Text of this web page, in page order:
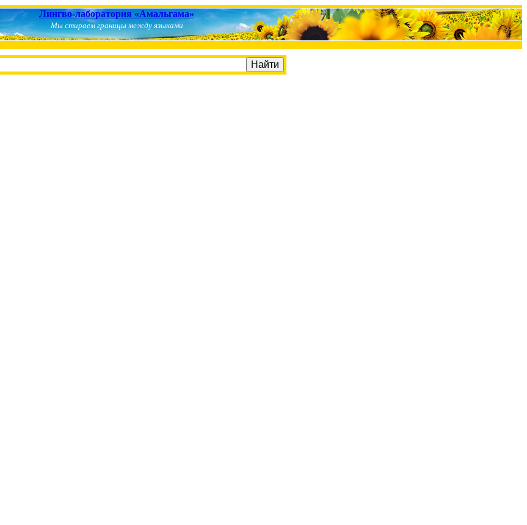
Лингво-лаборатория «Амальгама»
Мы стираем границы между языками